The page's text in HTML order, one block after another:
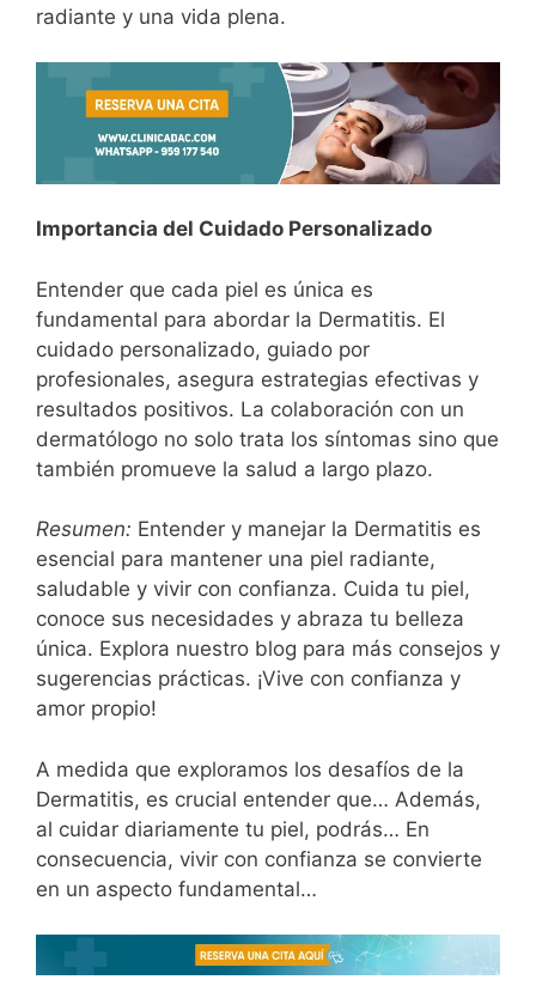
radiante y una vida plena.
Importancia del Cuidado Personalizado
Entender que cada piel es única es
fundamental para abordar la Dermatitis. El
cuidado personalizado, guiado por
profesionales, asegura estrategias efectivas y
resultados positivos. La colaboración con un
dermatólogo no solo trata los síntomas sino que
también promueve la salud a largo plazo.
Resumen: Entender y manejar la Dermatitis es
esencial para mantener una piel radiante,
saludable y vivir con confianza. Cuida tu piel,
conoce sus necesidades y abraza tu belleza
única. Explora nuestro blog para más consejos y
sugerencias prácticas. ¡Vive con confianza y
amor propio!
A medida que exploramos los desafíos de la
Dermatitis, es crucial entender que… Además,
al cuidar diariamente tu piel, podrás… En
consecuencia, vivir con confianza se convierte
en un aspecto fundamental…